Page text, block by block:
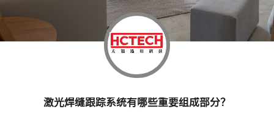
激光焊缝跟踪系统有哪些重要组成部分？